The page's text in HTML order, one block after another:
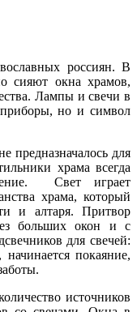
россиян. В
сияют окна храмов,
Лампы и свечи в
приборы, но и символ
предназначалось для
храма всегда
Свет играет
храма, который
и алтаря. Притвор
больших окон и с
для свечей:
покаяние,
источников